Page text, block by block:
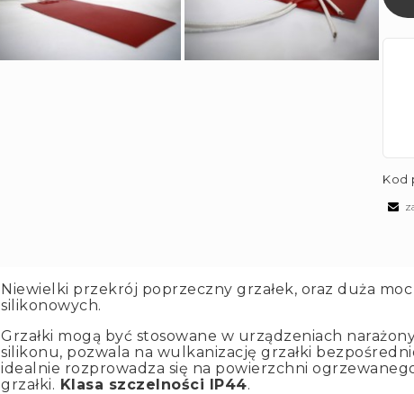
Kod
Niewielki przekrój poprzeczny grzałek, oraz duża
silikonowych.
Grzałki mogą być stosowane w urządzeniach
silikonu, pozwala na wulkanizację grzałki
idealnie rozprowadza się na powierzchni
grzałki. Klasa szczelności IP44.